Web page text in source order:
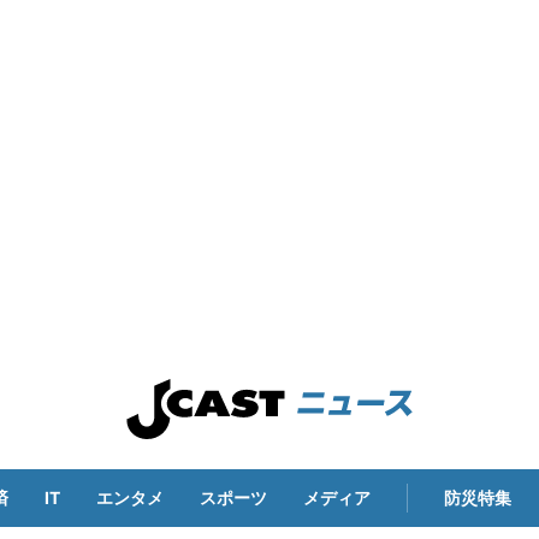
IT エンタメ スポーツ メディア 防災特集